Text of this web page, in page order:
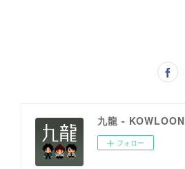
九龍 - KOWLOON
フォロー